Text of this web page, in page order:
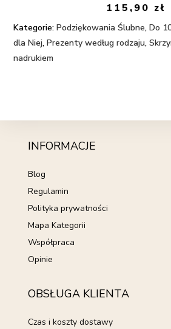
115,90 zł
Kategorie: Podziękowania Ślubne,Do
dla Niej,Prezenty według rodzaju,
nadrukiem
INFORMACJE
Blog
Regulamin
Polityka prywatności
Mapa Kategorii
Współpraca
Opinie
OBSŁUGA KLIENTA
Czas i koszty dostawy